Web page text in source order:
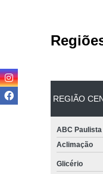
REGIÃO
ABC Paulista
Aclimação
Glicério